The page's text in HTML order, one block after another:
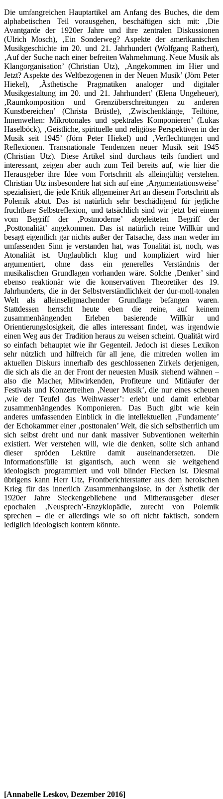
Die umfangreichen Hauptartikel am Anfang des Buches, die dem
alphabetischen Teil vorausgehen, beschäftigen sich mit: ‚Die
Avantgarde der 1920er Jahre und ihre zentralen Diskussionen
(Ulrich Mosch), ‚Ein Sonderweg? Aspekte der amerikanischen
Musikgeschichte im 20. und 21. Jahrhundert (Wolfgang Rathert),
‚Auf der Suche nach einer befreiten Wahrnehmung. Neue Musik als
Klangorganisation’ (Christian Utz), ‚Angekommen im Hier und
Jetzt? Aspekte des Weltbezogenen in der Neuen Musik’ (Jörn Peter
Hiekel), ‚Ästhetische Pragmatiken analoger und digitaler
Musikgestaltung im 20. und 21. Jahrhundert’ (Elena Ungeheuer),
‚Raumkomposition und Grenzüberschreitungen zu anderen
Kunstbereichen’ (Christa Brüstle), ‚Zwischenklänge, Teiltöne,
Innenwelten: Mikrotonales und spektrales Komponieren’ (Lukas
Haselböck), ‚Geistliche, spirituelle und religiöse Perspektiven in der
Musik seit 1945’ (Jörn Peter Hiekel) und ‚Verflechtungen und
Reflexionen. Transnationale Tendenzen neuer Musik seit 1945
(Christian Utz). Diese Artikel sind durchaus teils fundiert und
interessant, zeigen aber auch zum Teil bereits auf, wie hier die
Herausgeber ihre Idee vom Fortschritt als alleingültig verstehen.
Christian Utz insbesondere hat sich auf eine ‚Argumentationsweise’
spezialisiert, die jede Kritik allgemeiner Art an diesem Fortschritt als
Polemik abtut. Das ist natürlich sehr beschädigend für jegliche
fruchtbare Selbstreflexion, und tatsächlich sind wir jetzt bei einem
vom Begriff der ‚Postmoderne’ abgeleiteten Begriff der
‚Posttonalität’ angekommen. Das ist natürlich reine Willkür und
besagt eigentlich gar nichts außer der Tatsache, dass man weder im
umfassenden Sinn je verstanden hat, was Tonalität ist, noch, was
Atonalität ist. Unglaublich klug und kompliziert wird hier
argumentiert, ohne dass ein generelles Verständnis der
musikalischen Grundlagen vorhanden wäre. Solche ‚Denker’ sind
ebenso reaktionär wie die konservativen Theoretiker des 19.
Jahrhunderts, die in der Selbstverständlichkeit der dur-moll-tonalen
Welt als alleinseligmachender Grundlage befangen waren.
Stattdessen herrscht heute eben die reine, auf keinem
zusammenhängenden Erleben basierende Willkür und
Orientierungslosigkeit, die alles interessant findet, was irgendwie
einen Weg aus der Tradition heraus zu weisen scheint. Qualität wird
so einfach behauptet wie ihr Gegenteil. Jedoch ist dieses Lexikon
sehr nützlich und hilfreich für all jene, die mitreden wollen im
aktuellen Diskurs innerhalb des geschlossenen Zirkels derjenigen,
die sich als die an der Front der neuesten Musik stehend wähnen –
also die Macher, Mitwirkenden, Profiteure und Mitläufer der
Festivals und Konzertreihen ‚Neuer Musik’, die nur eines scheuen
‚wie der Teufel das Weihwasser’: erlebt und damit erlebbar
zusammenhängendes Komponieren. Das Buch gibt wie kein
anderes umfassenden Einblick in die intellektuellen ‚Fundamente’
der Echokammer einer ‚posttonalen’ Welt, die sich selbstherrlich um
sich selbst dreht und nur dank massiver Subventionen weiterhin
existiert. Wer verstehen will, wie die denken, sollte sich anhand
dieser spröden Lektüre damit auseinandersetzen. Die
Informationsfülle ist gigantisch, auch wenn sie weitgehend
ideologisch programmiert und voll blinder Flecken ist. Diesmal
übrigens kann Herr Utz, Frontberichterstatter aus dem heroischen
Krieg für das innerlich Zusammenhangslose, in der Ästhetik der
1920er Jahre Steckengebliebene und Mitherausgeber dieser
epochalen ‚Neusprech’-Enzyklopädie, zurecht von Polemik
sprechen – die er allerdings wie so oft nicht faktisch, sondern
lediglich ideologisch kontern könnte.
[Annabelle Leskov, Dezember 2016]